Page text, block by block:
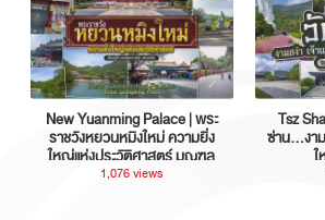
New Yuanming Palace | พระ
ราชวังหยวนหมิงใหม่ ความยิ่ง
ใหญ่แห่งประวัติศาสตร์ มณฑล
กวางตุ้ง ประเทศจีน
1,076 views
Tsz
ซ่าน…งา